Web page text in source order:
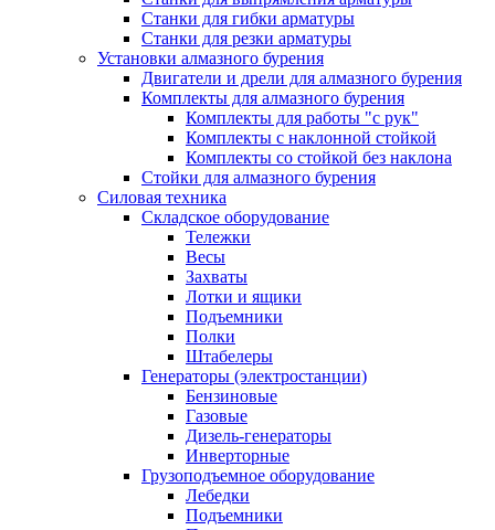
Станки для гибки арматуры
Станки для резки арматуры
Установки алмазного бурения
Двигатели и дрели для алмазного бурения
Комплекты для алмазного бурения
Комплекты для работы "с рук"
Комплекты с наклонной стойкой
Комплекты со стойкой без наклона
Стойки для алмазного бурения
Силовая техника
Складское оборудование
Тележки
Весы
Захваты
Лотки и ящики
Подъемники
Полки
Штабелеры
Генераторы (электростанции)
Бензиновые
Газовые
Дизель-генераторы
Инверторные
Грузоподъемное оборудование
Лебедки
Подъемники